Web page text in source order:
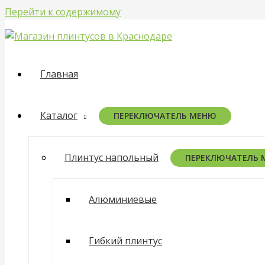
Перейти к содержимому
Главная
Каталог ПЕРЕКЛЮЧАТЕЛЬ МЕНЮ
Плинтус напольный ПЕРЕКЛЮЧАТЕЛЬ
Алюминиевые
Гибкий плинтус